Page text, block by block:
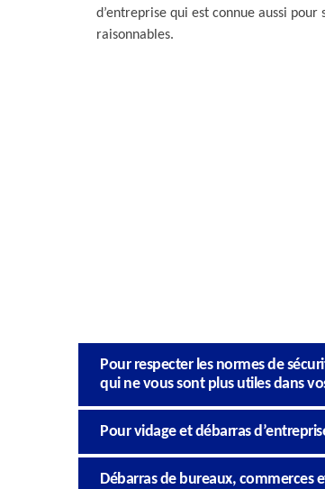
d’entreprise qui est connue aussi pour
raisonnables.
Pour respecter les normes de
qui ne vous sont plus utiles dans
Pour vidage et débarras
Débarras de bureaux, commerces